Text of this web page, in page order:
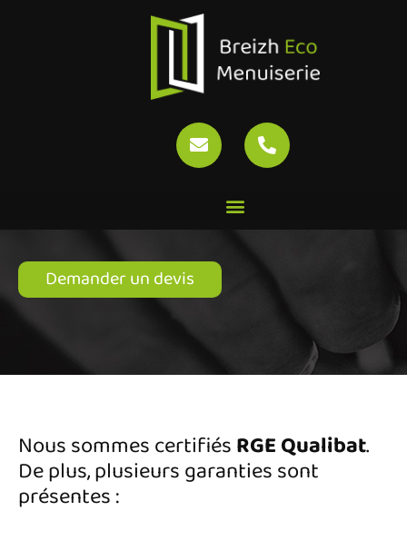
Engagements et garanties
Engagements et garanties
Demander un devis
Nous sommes certifiésRGE Qualibat.
De plus, plusieurs garanties sont
présentes :